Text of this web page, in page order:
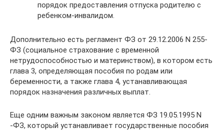
порядок предоставления отпуска родителю с
ребенком-инвалидом.
Дополнительно есть регламент ФЗ от 29.12.2006 N 255-
ФЗ (социальное страхование с временной
нетрудоспособностью и материнством), в котором есть
глава 3, определяющая пособия по родам или
беременности, а также глава 4, устанавливающая
порядок назначения различных выплат.
Еще одним важным законом является ФЗ 19.05.1995 N
-ФЗ, который устанавливает государственные пособия